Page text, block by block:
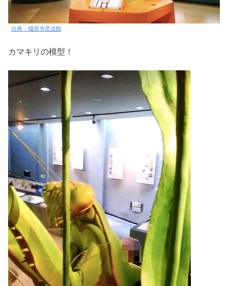
出典：橿原市昆虫館
カマキリの模型！